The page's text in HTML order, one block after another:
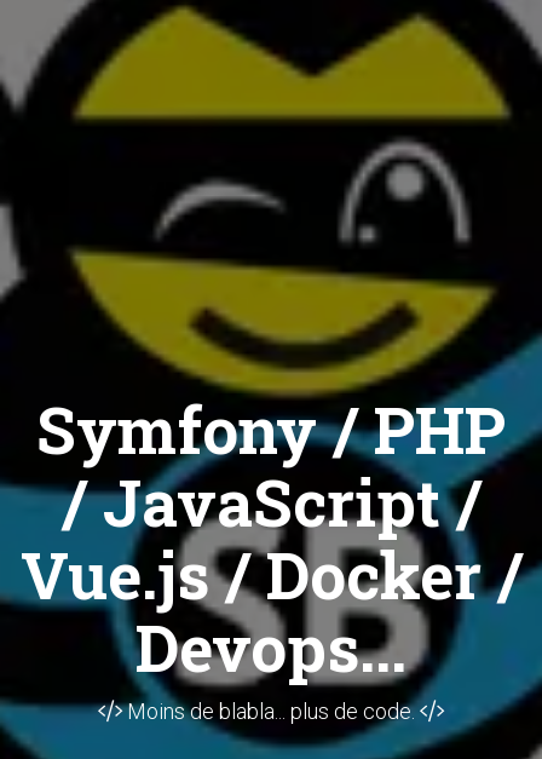
Symfony / PHP
/ JavaScript /
Vue.js / Docker /
Devops...
Moins de blabla... plus de code.